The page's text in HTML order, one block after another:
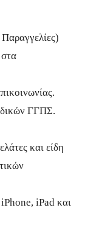
ΓΓΠΣ.
και είδη
iPad και